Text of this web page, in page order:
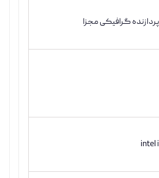
گرافیکی مجزا
intel